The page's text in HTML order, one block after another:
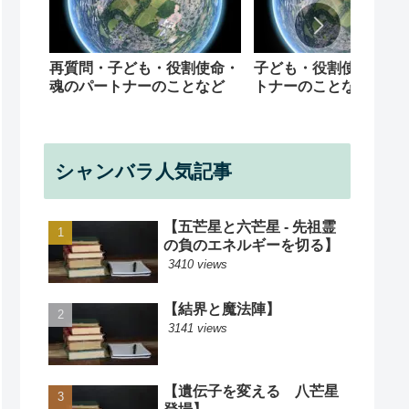
再質問・子ども・役割使命・
魂のパートナーのことなど
子ども・役割使命・魂
トナーのことなど
シャンバラ人気記事
【五芒星と六芒星 - 先祖霊
の負のエネルギーを切る】
3410 views
【結界と魔法陣】
3141 views
【遺伝子を変える 八芒星